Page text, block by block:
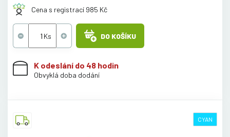
Cena s registrací 985 Kč
DO KOŠÍKU
K odeslání do 48 hodin
Obvyklá doba dodání
CYAN